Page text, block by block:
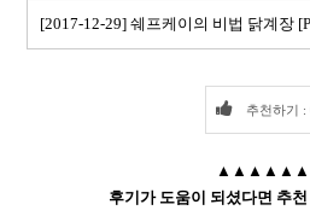
[2017-12-29] 쉐프케이의 비법 닭계장
추천하기 :
후기가 도움이 되셨다면 추